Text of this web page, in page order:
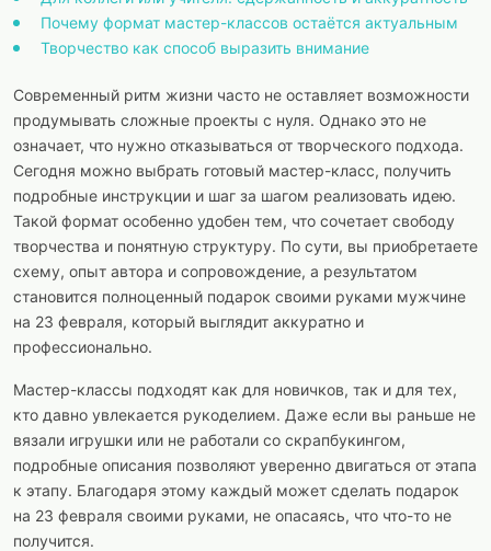
Почему формат мастер-классов остаётся актуальным
Творчество как способ выразить внимание
Современный ритм жизни часто не оставляет возможности
продумывать сложные проекты с нуля. Однако это не
означает, что нужно отказываться от творческого подхода.
Сегодня можно выбрать готовый мастер-класс, получить
подробные инструкции и шаг за шагом реализовать идею.
Такой формат особенно удобен тем, что сочетает свободу
творчества и понятную структуру. По сути, вы приобретаете
схему, опыт автора и сопровождение, а результатом
становится полноценный подарок своими руками мужчине
на 23 февраля, который выглядит аккуратно и
профессионально.
Мастер-классы подходят как для новичков, так и для тех,
кто давно увлекается рукоделием. Даже если вы раньше не
вязали игрушки или не работали со скрапбукингом,
подробные описания позволяют уверенно двигаться от этапа
к этапу. Благодаря этому каждый может сделать подарок
на 23 февраля своими руками, не опасаясь, что что-то не
получится.